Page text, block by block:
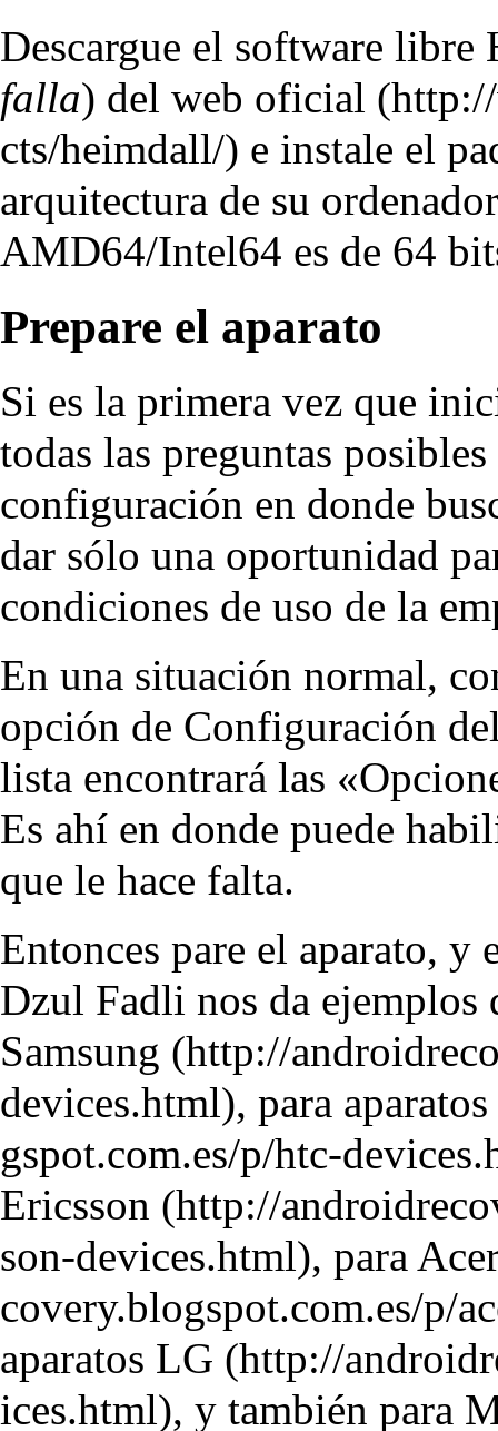
Descargue el software libre
falla) del web oficial
e instale el
arquitectura de su
AMD64/Intel64 es de 64
Prepare el aparato
Si es la primera vez que
todas las preguntas
configuración en donde
dar sólo una oportunidad
condiciones de uso de la
En una situación normal,
opción de Configuración
lista encontrará las
Es ahí en donde puede
que le hace falta.
Entonces pare el aparato,
Dzul Fadli nos da ejemplos
Samsung
, para
Ericsson
, para
aparatos LG
, y también para